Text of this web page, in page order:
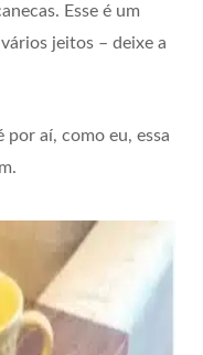
Esse é um
jeitos – deixe a
aí, como eu, essa